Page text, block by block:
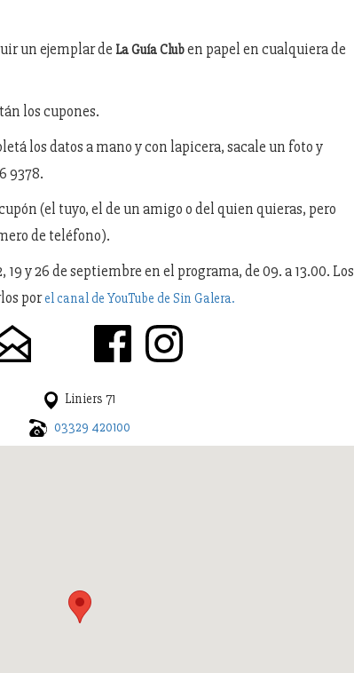
un ejemplar de La Guía Cluben papel en cualquiera de
los cupones.
los datos a mano y con lapicera, sacale un foto y
9378.
(el tuyo, el de un amigo o del quien quieras, pero
de teléfono).
19 y 26 de septiembre en el programa, de 09. a 13.00. Los
porel canal de YouTube de Sin Galera.
Liniers 71
03329 420100